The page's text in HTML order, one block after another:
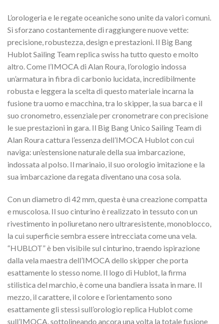
L’orologeria e le regate oceaniche sono unite da valori comuni.
Si sforzano costantemente di raggiungere nuove vette:
precisione, robustezza, design e prestazioni. Il Big Bang
Hublot Sailing Team replica swiss ha tutto questo e molto
altro. Come l’IMOCA di Alan Roura, l’orologio indossa
un’armatura in fibra di carbonio lucidata, incredibilmente
robusta e leggera la scelta di questo materiale incarna la
fusione tra uomo e macchina, tra lo skipper, la sua barca e il
suo cronometro, essenziale per cronometrare con precisione
le sue prestazioni in gara. Il Big Bang Unico Sailing Team di
Alan Roura cattura l’essenza dell’IMOCA Hublot con cui
naviga: un’estensione naturale della sua imbarcazione,
indossata al polso. Il marinaio, il suo orologio imitazione e la
sua imbarcazione da regata diventano una cosa sola.
Con un diametro di 42 mm, questa è una creazione compatta
e muscolosa. Il suo cinturino è realizzato in tessuto con un
rivestimento in poliuretano nero ultraresistente, monoblocco,
la cui superficie sembra essere intrecciata come una vela.
“HUBLOT” è ben visibile sul cinturino, traendo ispirazione
dalla vela maestra dell’IMOCA dello skipper che porta
esattamente lo stesso nome. Il logo di Hublot, la firma
stilistica del marchio, è come una bandiera issata in mare. Il
mezzo, il carattere, il colore e l’orientamento sono
esattamente gli stessi sull’orologio replica Hublot come
sull’IMOCA, sottolineando ancora una volta la totale fusione